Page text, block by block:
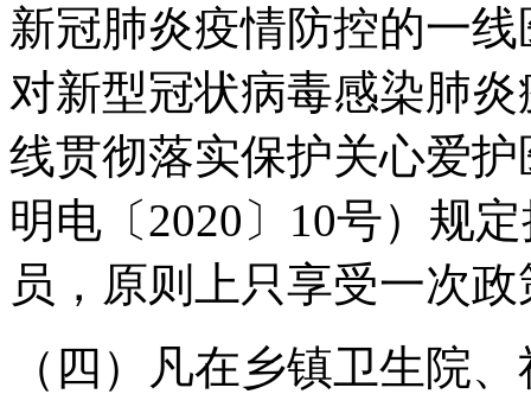
新冠肺炎疫情防控的一
对新型冠状病毒感染肺
线贯彻落实保护关心爱
明电〔2020〕10号）规
员，原则上只享受一次
（四）凡在乡镇卫生院